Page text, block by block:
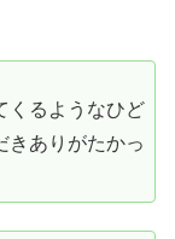
くるようなひど
きありがたかっ